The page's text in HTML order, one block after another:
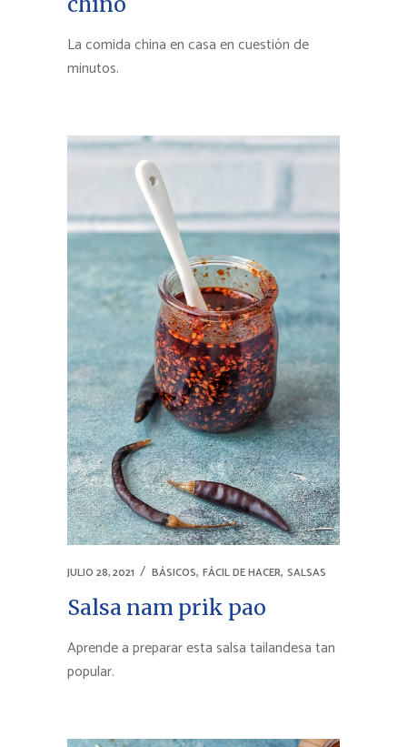
La comida china en casa en cuestión de
minutos.
JULIO 28, 2021 BÁSICOS, FÁCIL DE HACER, SALSAS
Salsa nam prik pao
Aprende a preparar esta salsa tailandesa tan
popular.